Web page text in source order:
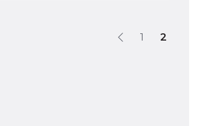
1 2